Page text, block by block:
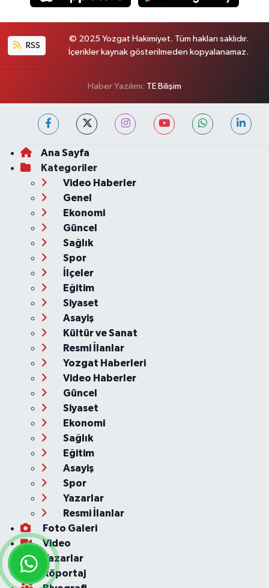
RSS
© 2025 Yozgat Hakimiyet. Tüm hakları saklıdır.
İçerikler kaynak gösterilmeden kopyalanamaz.
Haber Yazılımı: TE Bilişim
Ana Sayfa
Kategoriler
Video Haberler
Genel
Ekonomi
Güncel
Sağlık
Spor
İlçeler
Eğitim
Siyaset
Asayiş
Kültür ve Sanat
Resmi İlanlar
Yozgat Haberleri
Video Haberler
Güncel
Siyaset
Ekonomi
Sağlık
Eğitim
Asayiş
Spor
Yazarlar
Resmi İlanlar
Foto Galeri
Video
Yazarlar
Röportaj